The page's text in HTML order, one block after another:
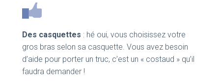
Des casquettes : hé oui, vous choisissez votre
gros bras selon sa casquette. Vous avez besoin
d’aide pour porter un truc, c’est un « costaud » qu’il
faudra demander !